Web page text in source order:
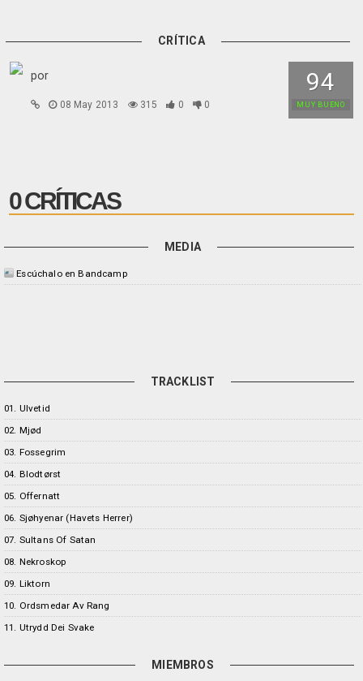
CRÍTICA
94
MUY BUENO
por
08 May 2013 315 0 0
0 CRÍTICAS
MEDIA
Escúchalo en Bandcamp
TRACKLIST
01. Ulvetid
02. Mjød
03. Fossegrim
04. Blodtørst
05. Offernatt
06. Sjøhyenar (Havets Herrer)
07. Sultans Of Satan
08. Nekroskop
09. Liktorn
10. Ordsmedar Av Rang
11. Utrydd Dei Svake
MIEMBROS